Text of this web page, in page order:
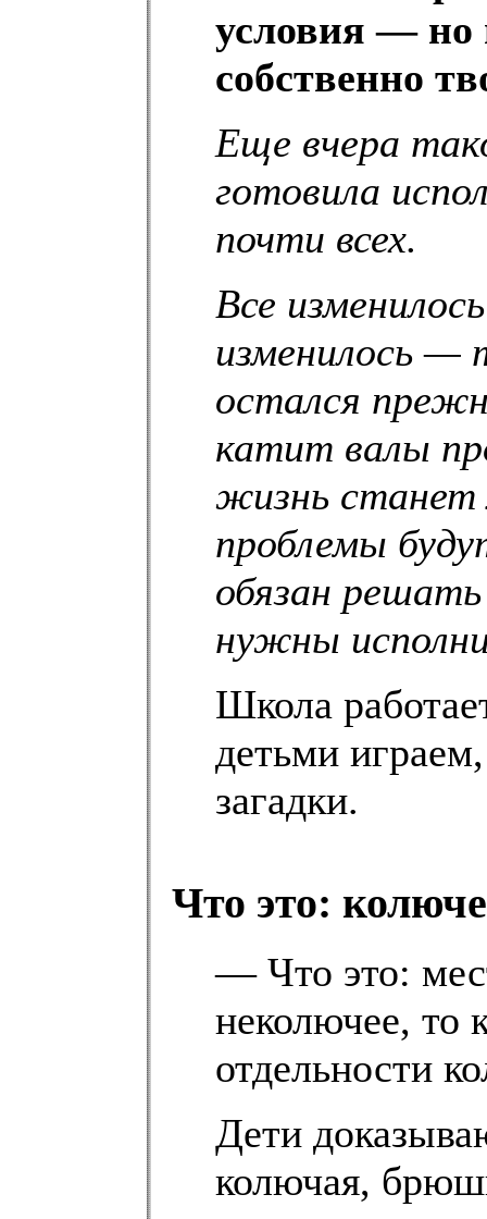
условия —
собственно
Еще вчера
готовила
почти всех.
Все
изменилось
остался
катит валы
жизнь станет
проблемы
обязан
нужны
Школа
детьми
загадки.
Что это:
— Что это:
неколючее, то
отдельности
Дети
колючая,